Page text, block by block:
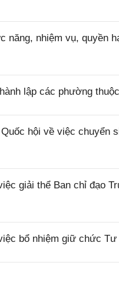
năng, nhiệm vụ, quyền
lập các phường
hội về việc chuyển
giải thể Ban chỉ đạo
bổ nhiệm giữ chức Tư